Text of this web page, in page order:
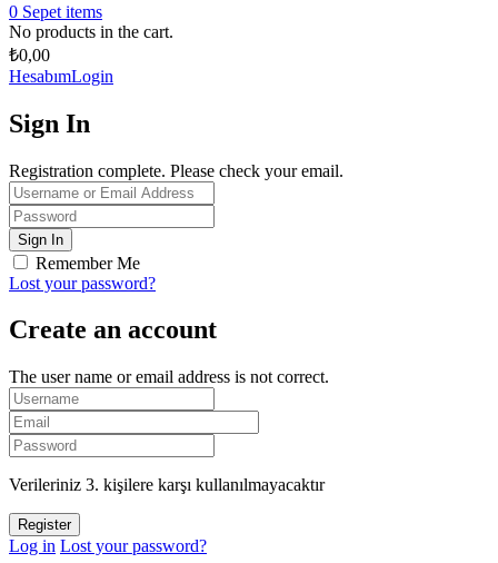
0 Sepet items
No products in the cart.
₺0,00
HesabımLogin
Sign In
Registration complete. Please check your email.
Remember Me
Lost your password?
Create an account
The user name or email address is not correct.
Verileriniz 3. kişilere karşı kullanılmayacaktır
Log in Lost your password?